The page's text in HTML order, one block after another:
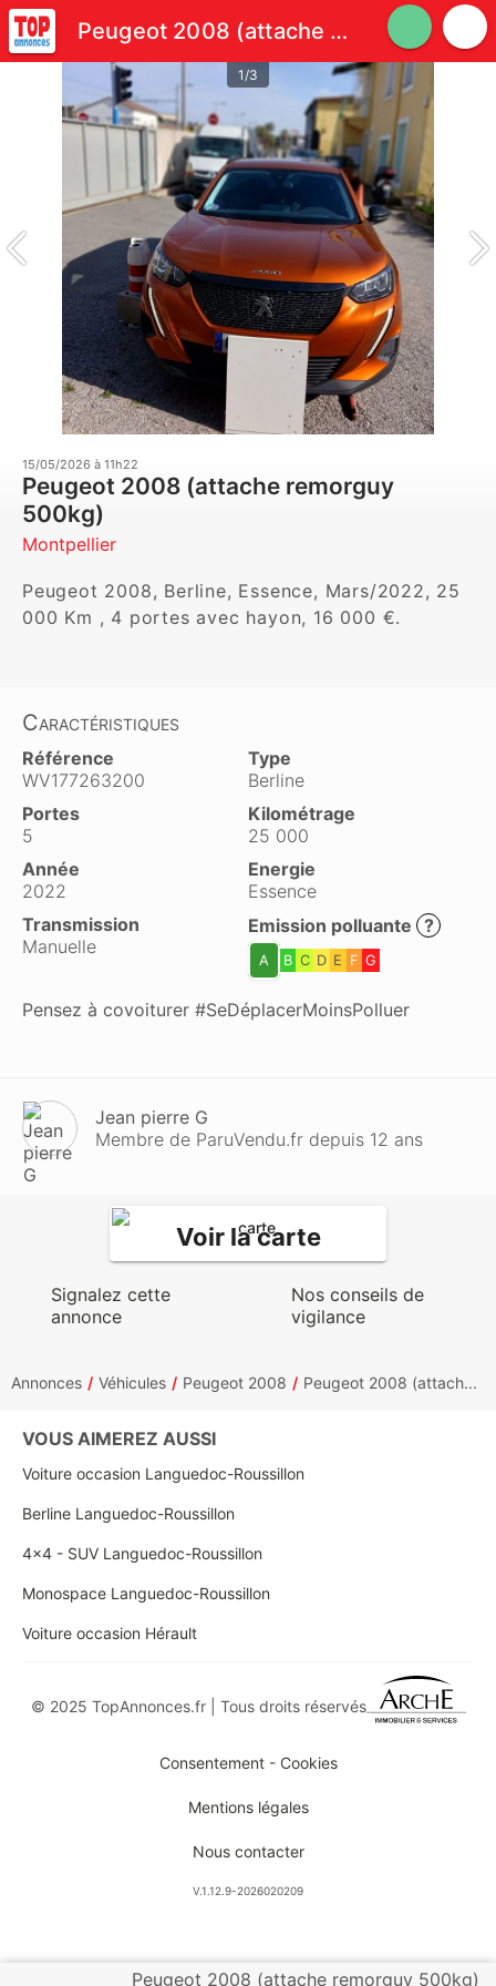
Peugeot 2008 (attache remorguy 500kg)
1/3
15/05/2026 à 11h22
Peugeot 2008 (attache remorguy
500kg)
Montpellier
Peugeot 2008, Berline, Essence, Mars/2022, 25
000 Km , 4 portes avec hayon, 16 000 €.
Caractéristiques
Référence
WV177263200
Type
Berline
Portes
5
Kilométrage
25 000
Année
2022
Energie
Essence
Transmission
Manuelle
Emission polluante ?
A B C D E F G
Pensez à covoiturer #SeDéplacerMoinsPolluer
Jean pierre G
Membre de ParuVendu.fr depuis 12 ans
Voir la carte
Signalez cette
annonce
Nos conseils de
vigilance
Peugeot 2008 (attache remorguy 500kg)
Annonces Véhicules Peugeot 2008 Peugeot 2008 (attach...
VOUS AIMEREZ AUSSI
Voiture occasion Languedoc-Roussillon
Berline Languedoc-Roussillon
4x4 - SUV Languedoc-Roussillon
Monospace Languedoc-Roussillon
Voiture occasion Hérault
© 2025 TopAnnonces.fr | Tous droits réservés
Consentement - Cookies
Mentions légales
Nous contacter
V.1.12.9-2026020209